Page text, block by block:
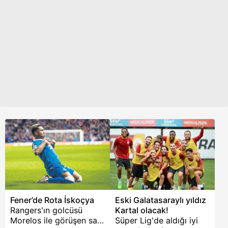
Fener’de Rota İskoçya
Rangers'ın golcüsü
Morelos ile görüşen sarı
Eski Galatasaraylı yıldız
Kartal olacak!
Süper Lig'de aldığı iyi